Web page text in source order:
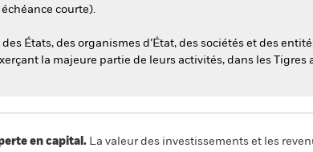
courte).
États, des organismes d’État, des sociétés et des
la majeure partie de leurs activités, dans les Tigres
en capital. La valeur des investissements et les